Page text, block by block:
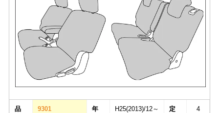
品
9301
年
H25(2013)/12～
定
4